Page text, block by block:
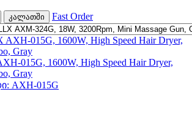
კალათში Fast Order
015G, 1600W, High Speed Hair Dryer,
Gray
AXH-015G